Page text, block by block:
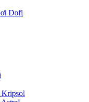
Dofi
Kripsol